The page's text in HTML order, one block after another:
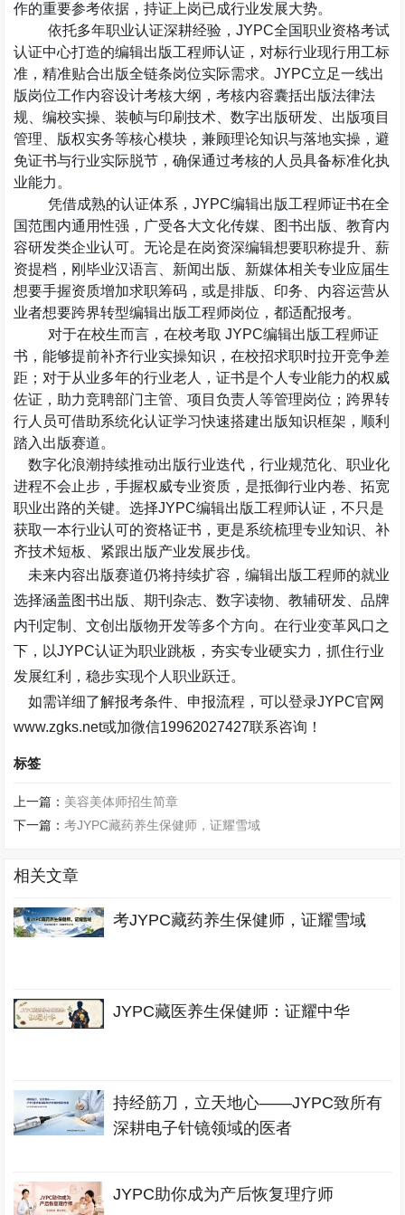
作的重要参考依据，持证上岗已成行业发展大势。
依托多年职业认证深耕经验， JYPC全国职业资格考试
认证中心打造的编辑出版工程师认证，对标行业现行用工标
准，精准贴合出版全链条岗位实际需求。JYPC立足一线出
版岗位工作内容设计考核大纲，考核内容囊括出版法律法
规、编校实操、装帧与印刷技术、数字出版研发、出版项目
管理、版权实务等核心模块，兼顾理论知识与落地实操，避
免证书与行业实际脱节，确保通过考核的人员具备标准化执
业能力。
凭借成熟的认证体系， JYPC编辑出版工程师证书在全
国范围内通用性强，广受各大文化传媒、图书出版、教育内
容研发类企业认可。无论是在岗资深编辑想要职称提升、薪
资提档，刚毕业汉语言、新闻出版、新媒体相关专业应届生
想要手握资质增加求职筹码，或是排版、印务、内容运营从
业者想要跨界转型编辑出版工程师岗位，都适配报考。
对于在校生而言，在校考取 JYPC编辑出版工程师证
书，能够提前补齐行业实操知识，在校招求职时拉开竞争差
距；对于从业多年的行业老人，证书是个人专业能力的权威
佐证，助力竞聘部门主管、项目负责人等管理岗位；跨界转
行人员可借助系统化认证学习快速搭建出版知识框架，顺利
踏入出版赛道。
数字化浪潮持续推动出版行业迭代，行业规范化、职业化
进程不会止步，手握权威专业资质，是抵御行业内卷、拓宽
职业出路的关键。选择JYPC编辑出版工程师认证，不只是
获取一本行业认可的资格证书，更是系统梳理专业知识、补
齐技术短板、紧跟出版产业发展步伐。
未来内容出版赛道仍将持续扩容，编辑出版工程师的就业
选择涵盖图书出版、期刊杂志、数字读物、教辅研发、品牌
内刊定制、文创出版物开发等多个方向。在行业变革风口之
下，以JYPC认证为职业跳板，夯实专业硬实力，抓住行业
发展红利，稳步实现个人职业跃迁。
如需详细了解报考条件、申报流程，可以登录JYPC官网
www.zgks.net或加微信19962027427联系咨询！
标签
上一篇： 美容美体师招生简章
下一篇：考JYPC藏药养生保健师，证耀雪域
相关文章
考JYPC藏药养生保健师，证耀雪域
JYPC藏医养生保健师：证耀中华
持经筋刀，立天地心——JYPC致所有
深耕电子针镜领域的医者
JYPC助你成为产后恢复理疗师